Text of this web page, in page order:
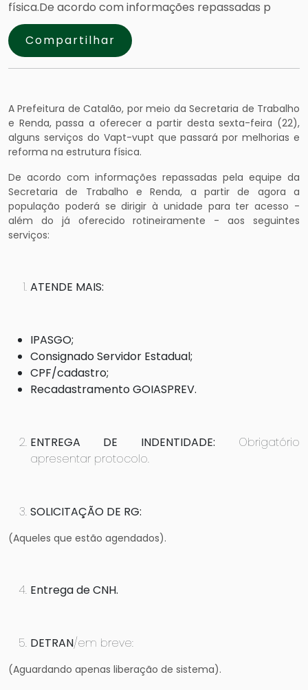
física.De acordo com informações repassadas p
Compartilhar
A Prefeitura de Catalão, por meio da Secretaria de Trabalho
e Renda, passa a oferecer a partir desta sexta-feira (22),
alguns serviços do Vapt-vupt que passará por melhorias e
reforma na estrutura física.
De acordo com informações repassadas pela equipe da
Secretaria de Trabalho e Renda, a partir de agora a
população poderá se dirigir à unidade para ter acesso -
além do já oferecido rotineiramente - aos seguintes
serviços:
ATENDE MAIS:
IPASGO;
Consignado Servidor Estadual;
CPF/cadastro;
Recadastramento GOIASPREV.
ENTREGA DE INDENTIDADE: Obrigatório
apresentar protocolo.
SOLICITAÇÃO DE RG:
(Aqueles que estão agendados).
Entrega de CNH.
DETRAN/em breve:
(Aguardando apenas liberação de sistema).